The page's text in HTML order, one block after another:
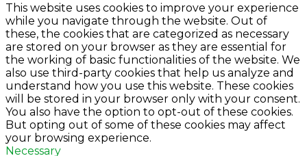
This website uses cookies to improve your experience
while you navigate through the website. Out of
these, the cookies that are categorized as necessary
are stored on your browser as they are essential for
the working of basic functionalities of the website. We
also use third-party cookies that help us analyze and
understand how you use this website. These cookies
will be stored in your browser only with your consent.
You also have the option to opt-out of these cookies.
But opting out of some of these cookies may affect
your browsing experience.
Necessary